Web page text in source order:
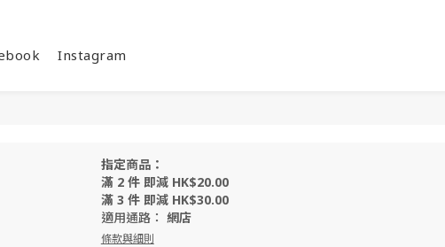
Instagram
指定商品：
滿 2 件 即減 HK$20.00
滿 3 件 即減 HK$30.00
適用通路： 網店
條款與細則